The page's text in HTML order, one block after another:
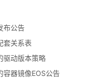
布公告
套关系表
驱动版本策略
器镜像EOS公告